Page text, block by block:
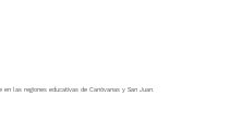
en las regiones educativas de Canóvanas y San Juan.